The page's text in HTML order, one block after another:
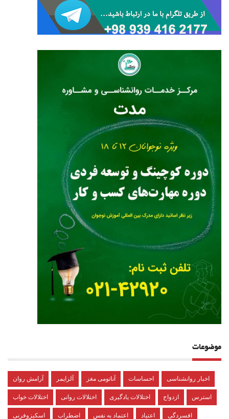
موضوعات
آرامش روان آلزایمر آناتومی مغز احساسات اخبار روانشناسی
اختلالات خواب اختلالات روانی اختلالات یادگیری ازدواج استرس
اسکیزوفرنی اضطراب اعتماد به نفس اعتیاد افسردگی